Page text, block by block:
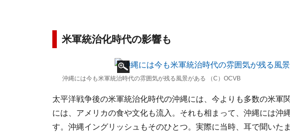
米軍統治化時代の影響も
沖縄には今も米軍統治時代の雰囲気が残る風景がある （C）OCVB
太平洋戦争後の米軍統治化時代の沖縄には、今よりも多数の米軍
には、アメリカの食や文化も流入。それも相まって、沖縄には沖
す。沖縄イングリッシュもそのひとつ。実際に当時、耳で聞いた